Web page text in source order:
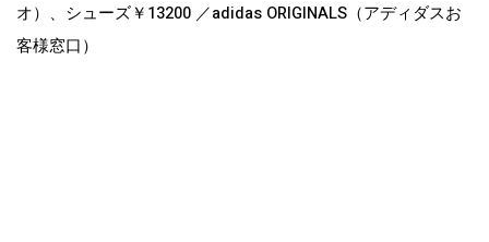
オ）、シューズ￥13200 ／adidas ORIGINALS（アディダスお
客様窓口）